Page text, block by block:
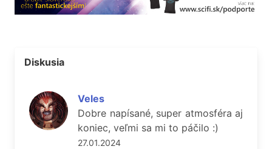
Diskusia
Veles
Dobre napísané, super atmosféra aj
koniec, veľmi sa mi to páčilo :)
27.01.2024